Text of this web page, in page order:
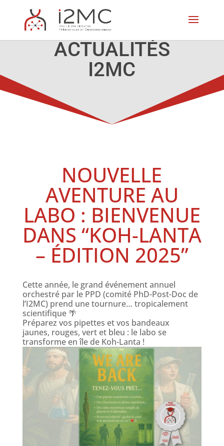
ACTUALITÉS
I2MC
NOUVELLE
AVENTURE AU
LABO : BIENVENUE
DANS “KOH-LANTA
– ÉDITION 2025”
Cette année, le grand événement annuel
orchestré par le PPD (comité PhD-Post-Doc de
l’I2MC) prend une tournure… tropicalement
scientifique 🌴
Préparez vos pipettes et vos bandeaux
jaunes, rouges, vert et bleu : le labo se
transforme en île de Koh-Lanta !